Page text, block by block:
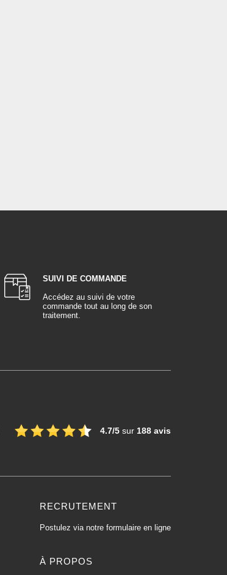
SUIVI DE COMMANDE
Accédez au suivi de votre
commande tout au long de son
traitement.
4.7/5 sur 188 avis
RECRUTEMENT
Postulez via notre formulaire en ligne
À PROPOS